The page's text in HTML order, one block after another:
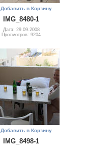
Добавить в Корзину
IMG_8480-1
Дата: 29.09.2008
Просмотров: 9204
Добавить в Корзину
IMG_8498-1